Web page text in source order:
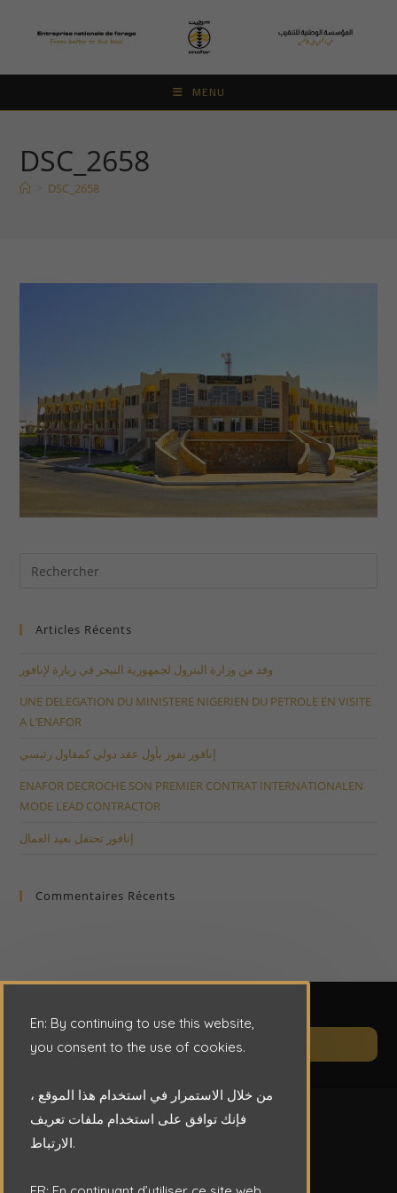
MENU
DSC_2658
DSC_2658
Articles Récents
وفد من وزارة البترول لجمهورية النيجر في زيارة لإنافور
UNE DELEGATION DU MINISTERE NIGERIEN DU PETROLE EN VISITE
A L’ENAFOR
إنافور تفوز بأول عقد دولي كمقاول رئيسي
ENAFOR DECROCHE SON PREMIER CONTRAT INTERNATIONALEN
MODE LEAD CONTRACTOR
إنافور تحتفل بعيد العمال
Commentaires Récents
CONTACT
in
En: By continuing to use this website,
you consent to the use of cookies.
من خلال الاستمرار في استخدام هذا الموقع ،
فإنك توافق على استخدام ملفات تعريف
الارتباط.